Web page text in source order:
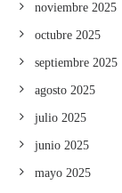
noviembre 2025
octubre 2025
septiembre 2025
agosto 2025
julio 2025
junio 2025
mayo 2025